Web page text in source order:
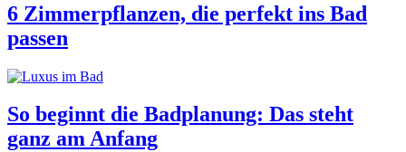
6 Zimmerpflanzen, die perfekt ins Bad
passen
So beginnt die Badplanung: Das steht
ganz am Anfang